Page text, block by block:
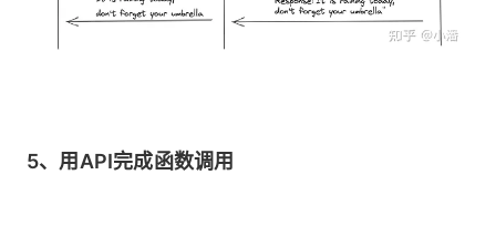
5、用API完成函数调用